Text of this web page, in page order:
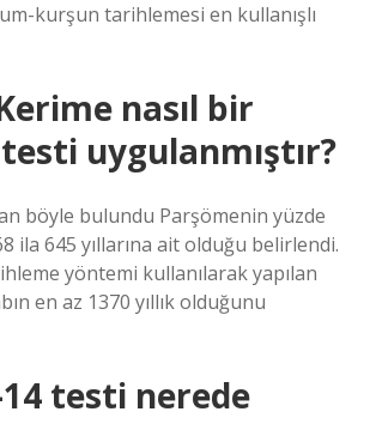
kurşun tarihlemesi en kullanışlı
nasıl bir
uygulanmıştır?
böyle bulundu Parşömenin yüzde
ila 645 yıllarına ait olduğu belirlendi.
yöntemi kullanılarak yapılan
en az 1370 yıllık olduğunu
testi nerede